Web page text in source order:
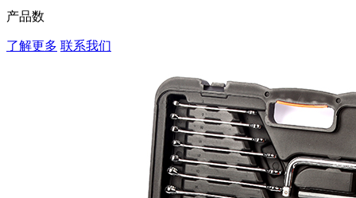
产品数
了解更多 联系我们